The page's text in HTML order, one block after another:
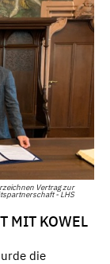
Vertrag zur
- LHS
MIT KOWEL
die